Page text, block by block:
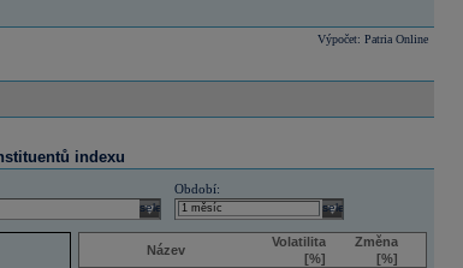
Výpočet: Patria Online
indexu
select
Období:
select
Název
Volatilita
[%]
Změna
[%]